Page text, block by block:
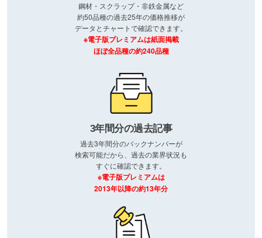
鋼材・スクラップ・非鉄金属など
約50品種の過去25年の価格推移が
データとチャートで確認できます。
※電子版プレミアムは紙面掲載
ほぼ全品種の約240品種
3年間分の過去記事
過去3年間分のバックナンバーが
検索可能だから、過去の業界状況も
すぐに確認できます。
※電子版プレミアムは
2013年以降の約13年分